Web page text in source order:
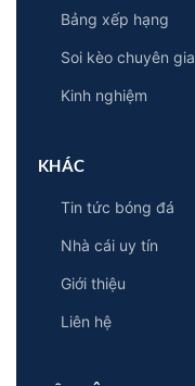
Bảng xếp hạng
Soi kèo chuyên gia
Kinh nghiệm
KHÁC
Tin tức bóng đá
Nhà cái uy tín
Giới thiệu
Liên hệ